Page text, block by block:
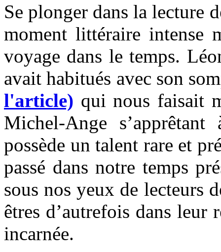
Se plonger dans la lecture
moment littéraire intense
voyage dans le temps.
avait habitués avec son
l'article) qui nous faisait
Michel-Ange
possède un talent rare et
passé dans notre temps
sous nos yeux de lecteurs
êtres d’autrefois dans
incarnée.